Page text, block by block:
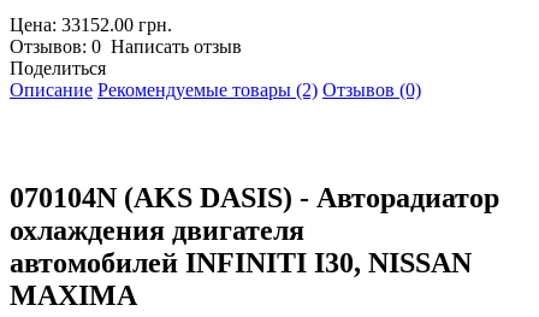
Цена: 33152.00 грн.
Отзывов: 0 Написать отзыв
Поделиться
Описание Рекомендуемые товары (2) Отзывов (0)
070104N (AKS DASIS) - Авторадиатор
охлаждения двигателя
автомобилей INFINITI I30, NISSAN
MAXIMA